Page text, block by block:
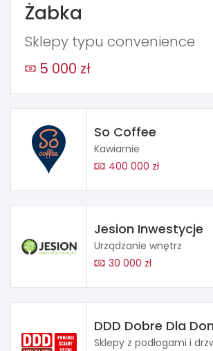
Żabka
Sklepy typu convenience
5 000 zł
So Coffee
Kawiarnie
400 000 zł
Jesion Inwestycje
Urządzanie wnętrz
30 000 zł
DDD Dobre Dla
Sklepy z podłogami i